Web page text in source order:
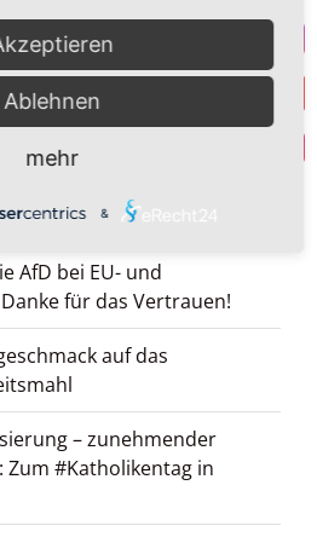
des Volksaufstandes in
unser Erbteil! Das
Sohn
Schawuot!
AfD bei EU- und
für das Vertrauen!
auf das
– zunehmender
#Katholikentag in
Ablehnen
mehr
&